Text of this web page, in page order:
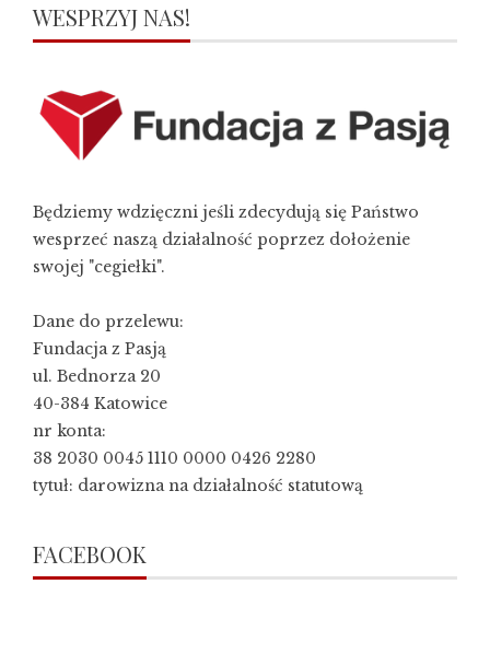
WESPRZYJ NAS!
Będziemy wdzięczni jeśli zdecydują się Państwo
wesprzeć naszą działalność poprzez dołożenie
swojej "cegiełki".
Dane do przelewu:
Fundacja z Pasją
ul. Bednorza 20
40-384 Katowice
nr konta:
38 2030 0045 1110 0000 0426 2280
tytuł: darowizna na działalność statutową
FACEBOOK